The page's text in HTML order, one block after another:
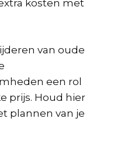
kosten met
van oude
een rol
prijs. Houd hier
plannen van je